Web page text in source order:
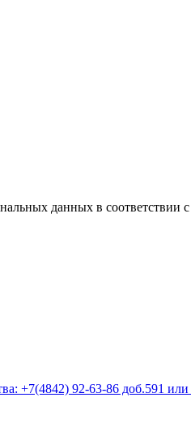
данных в соответствии с
+7(4842) 92-63-86 доб.591 или